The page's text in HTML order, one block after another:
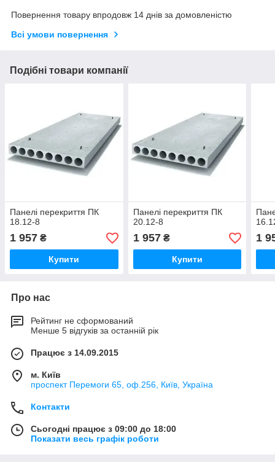
Повернення товару впродовж 14 днів за домовленістю
Всі умови повернення
Подібні товари компанії
Панелі перекриття ПК
18.12-8
1 957 ₴
Купити
Панелі перекриття ПК
20.12-8
1 957₴
Купити
1
Про нас
Рейтинг не сформований
Менше 5 відгуків за останній рік
Працює з 14.09.2015
м. Київ
проспект Перемоги 65, оф.256, Київ, Україна
Контакти
Сьогодні працює з 09:00 до 18:00
Показати весь графік роботи